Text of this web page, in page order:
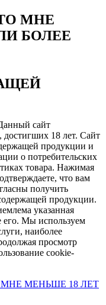
МНЕ
БОЛЕЕ
сайт
достигших 18 лет. Сайт
продукции и
о потребительских
товара. Нажимая
что вам
получить
продукции.
указанная
его. Мы используем
наиболее
просмотр
cookie-
МНЕ МЕНЬШЕ 18 ЛЕТ